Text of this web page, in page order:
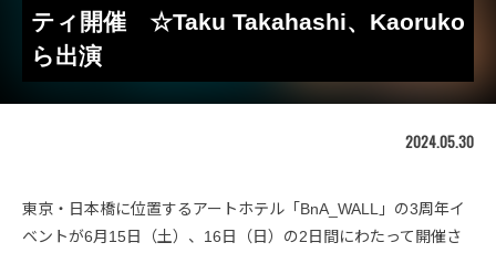
ティ開催 ☆Taku Takahashi、Kaoruko
ら出演
2024.05.30
東京・日本橋に位置するアートホテル「BnA_WALL」の3周年イ
ベントが6月15日（土）、16日（日）の2日間にわたって開催さ